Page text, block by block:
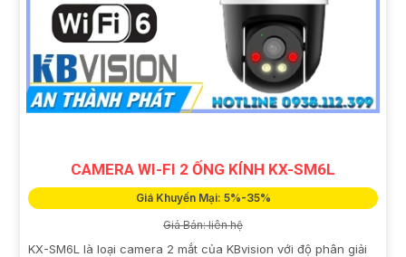
CAMERA WI-FI 2 ỐNG KÍNH KX-SM6L
Giá Khuyến Mại: 5%-35%
Giá Bán: liên hệ
KX-SM6L là loại camera 2 mắt của KBvision với độ phân giải